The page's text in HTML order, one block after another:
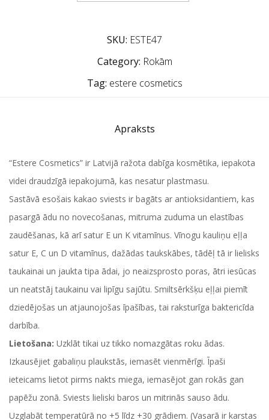
SKU: ESTE47
Category: Rokām
Tag: estere cosmetics
Apraksts
“Estere Cosmetics” ir Latvijā ražota dabīga kosmētika, iepakota
videi draudzīgā iepakojumā, kas nesatur plastmasu.
Sastāvā esošais kakao sviests ir bagāts ar antioksidantiem, kas
pasargā ādu no novecošanas, mitruma zuduma un elastības
zaudēšanas, kā arī satur E un K vitamīnus. Vīnogu kauliņu eļļa
satur E, C un D vitamīnus, dažādas taukskābes, tādēļ tā ir lielisks
taukainai un jaukta tipa ādai, jo neaizsprosto poras, ātri iesūcas
un neatstāj taukainu vai lipīgu sajūtu. Smiltsērkšķu eļļai piemīt
dziedējošas un atjaunojošas īpašības, tai raksturīga baktericīda
darbība.
Lietošana: Uzklāt tikai uz tikko nomazgātas roku ādas.
Izkausējiet gabaliņu plaukstās, iemasēt vienmērīgi. Īpaši
ieteicams lietot pirms nakts miega, iemasējot gan rokās gan
papēžu zonā. Sviests lieliski baros un mitrinās sauso ādu.
Uzglabāt temperatūrā no +5 līdz +30 grādiem. (Vasarā ir karstas